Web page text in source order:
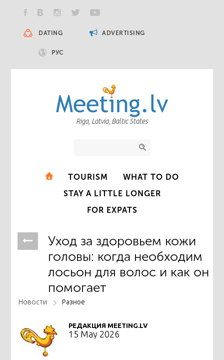
DATING ADVERTISING
РУС
Riga, Latvia, Baltic States
TOURISM
WHAT TO DO
STAY A LITTLE LONGER
FOR EXPATS
Уход за здоровьем кожи
головы: когда необходим
лосьон для волос и как он
помогает
Новости Разное
РЕДАКЦИЯ MEETING.LV
15 May 2026